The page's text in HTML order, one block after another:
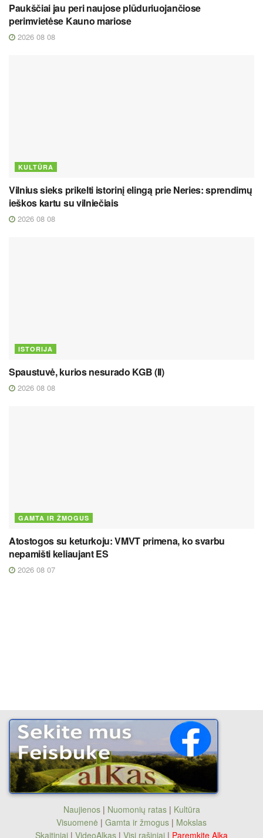
Paukščiai jau peri naujose plūduriuojančiose
perimvietėse Kauno mariose
2026 08 08
KULTŪRA
Vilnius sieks prikelti istorinį elingą prie Neries: sprendimų
ieškos kartu su vilniečiais
2026 08 08
ISTORIJA
Spaustuvė, kurios nesurado KGB (II)
2026 08 08
GAMTA IR ŽMOGUS
Atostogos su keturkoju: VMVT primena, ko svarbu
nepamišti keliaujant ES
2026 08 07
Naujienos| Nuomonių ratas| Kultūra
Visuomenė | Gamta ir žmogus | Mokslas
Skaitiniai | VideoAlkas | Visi rašiniai | Paremkite Alką